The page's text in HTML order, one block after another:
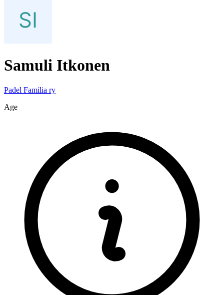
Samuli Itkonen
Padel Familia ry
Age